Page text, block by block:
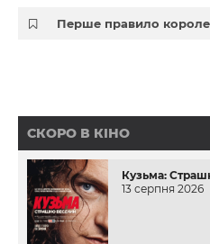
Перше правило
СКОРО В КІНО
Кузьма:
13 серпня 2026